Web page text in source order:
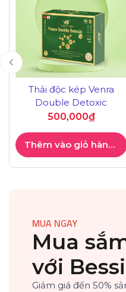
Thải độc kép Venra
Double Detoxic
500,000₫
Thêm vào giỏ hàng
MUA NGAY
Mua
với Bessi
Giảm giá đến 50%